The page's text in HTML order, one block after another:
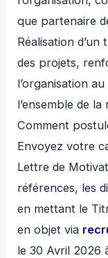
que partenaire
Réalisation
des projets,
l’organisation
l’ensemble de
Comment
Envoyez votre
Lettre de
références, les
en mettant le
en objet via
le 30 Avril 2026